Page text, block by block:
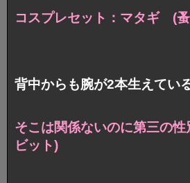
コスプレセット：マタギ (
背中からも腕が2本生えてい
そこは関係ないのに第三の
ビット)